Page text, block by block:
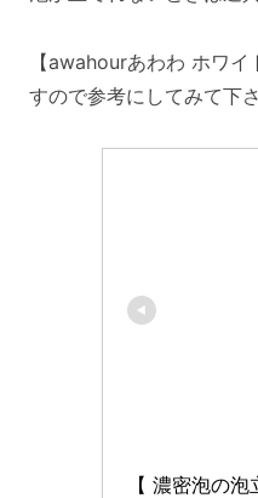
【awahourあわわ ホワ
すので参考にしてみて下
【 濃密泡の